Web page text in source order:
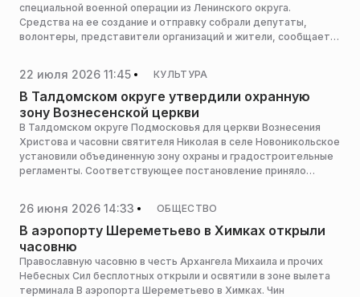
специальной военной операции из Ленинского округа.
Средства на ее создание и отправку собрали депутаты,
волонтеры, представители организаций и жители, сообщает
22 июля 2026 11:45 КУЛЬТУРА
В Талдомском округе утвердили охранную
зону Вознесенской церкви
В Талдомском округе Подмосковья для церкви Вознесения
Христова и часовни святителя Николая в селе Новоникольское
установили объединенную зону охраны и градостроительные
регламенты. Соответствующее постановление приняло
26 июня 2026 14:33 ОБЩЕСТВО
В аэропорту Шереметьево в Химках открыли
часовню
Православную часовню в честь Архангела Михаила и прочих
Небесных Сил бесплотных открыли и освятили в зоне вылета
терминала B аэропорта Шереметьево в Химках. Чин